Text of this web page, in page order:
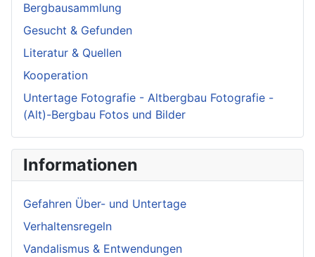
Bergbausammlung
Gesucht & Gefunden
Literatur & Quellen
Kooperation
Untertage Fotografie - Altbergbau Fotografie -
(Alt)-Bergbau Fotos und Bilder
Informationen
Gefahren Über- und Untertage
Verhaltensregeln
Vandalismus & Entwendungen